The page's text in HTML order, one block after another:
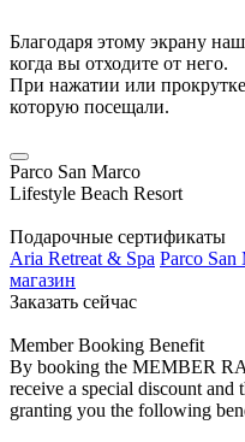
Благодаря этому экрану
когда вы отходите от него.
При нажатии или
которую посещали.
Parco San Marco
Lifestyle Beach Resort
Подарочные сертификаты
Aria Retreat & Spa Parco San
магазин
Заказать сейчас
Member Booking Benefit
By booking the MEMBER
receive a special discount and
granting you the following